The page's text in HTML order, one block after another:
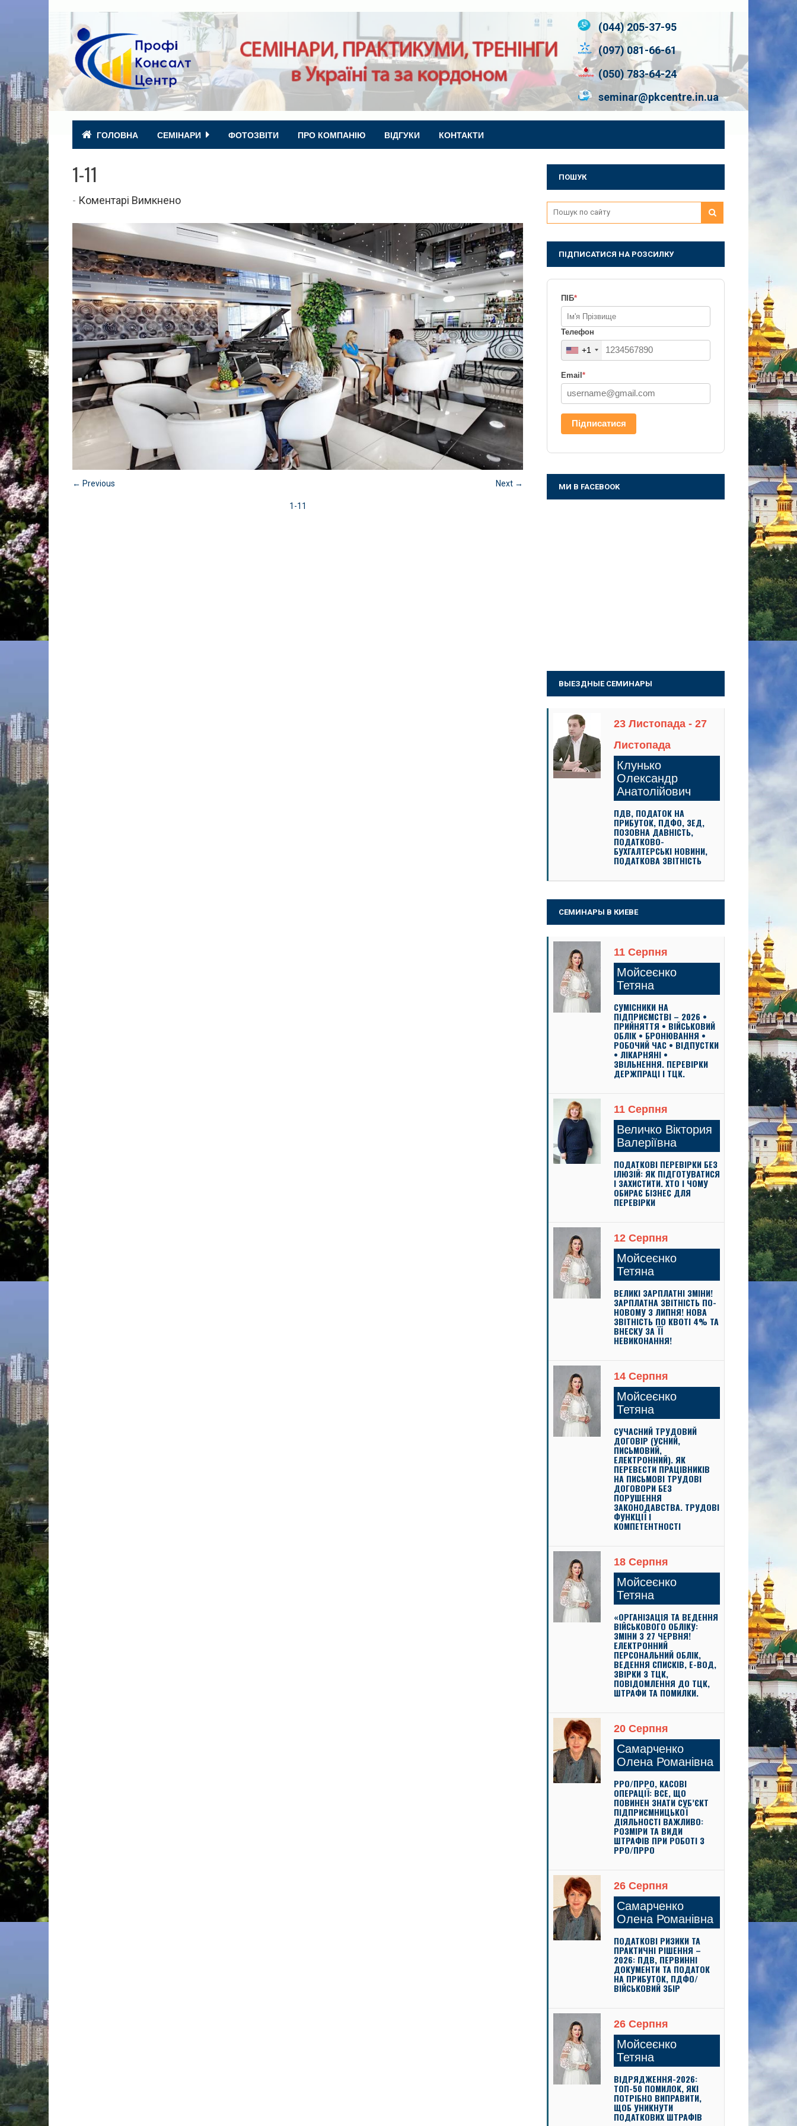
(044) 205-37-95
(097) 081-66-61
(050) 783-64-24
seminar@pkcentre.in.ua
ГОЛОВНА СЕМІНАРИ ФОТОЗВІТИ ПРО КОМПАНІЮ ВІДГУКИ КОНТАКТИ
1-11
- Коментарі Вимкненодо
1-
11
← Previous Next →
1-11
ПОШУК
ПІДПИСАТИСЯ НА РОЗСИЛКУ
ПІБ*
Телефон
+1
Email *
Підписатися
МИ В FACEBOOK
ВЫЕЗДНЫЕ СЕМИНАРЫ
23 Листопада - 27
Листопада
Клунько
Олександр
Анатолійович
ПДВ, ПОДАТОК НА
ПРИБУТОК, ПДФО, ЗЕД,
ПОЗОВНА ДАВНІСТЬ,
ПОДАТКОВО-
БУХГАЛТЕРСЬКІ НОВИНИ,
ПОДАТКОВА ЗВІТНІСТЬ
СЕМИНАРЫ В КИЕВЕ
11 Серпня
Мойсеєнко
Тетяна
СУМІСНИКИ НА
ПІДПРИЄМСТВІ – 2026 •
ПРИЙНЯТТЯ • ВІЙСЬКОВИЙ
ОБЛІК • БРОНЮВАННЯ •
РОБОЧИЙ ЧАС • ВІДПУСТКИ
• ЛІКАРНЯНІ •
ЗВІЛЬНЕННЯ. ПЕРЕВІРКИ
ДЕРЖПРАЦІ І ТЦК.
11 Серпня
Величко Віктория
Валеріївна
ПОДАТКОВІ ПЕРЕВІРКИ БЕЗ
ІЛЮЗІЙ: ЯК ПІДГОТУВАТИСЯ
І ЗАХИСТИТИ. ХТО І ЧОМУ
ОБИРАЄ БІЗНЕС ДЛЯ
ПЕРЕВІРКИ
12 Серпня
Мойсеєнко
Тетяна
ВЕЛИКІ ЗАРПЛАТНІ ЗМІНИ!
ЗАРПЛАТНА ЗВІТНІСТЬ ПО-
НОВОМУ З ЛИПНЯ! НОВА
ЗВІТНІСТЬ ПО КВОТІ 4% ТА
ВНЕСКУ ЗА ЇЇ
НЕВИКОНАННЯ!
14 Серпня
Мойсеєнко
Тетяна
СУЧАСНИЙ ТРУДОВИЙ
ДОГОВІР (УСНИЙ,
ПИСЬМОВИЙ,
ЕЛЕКТРОННИЙ). ЯК
ПЕРЕВЕСТИ ПРАЦІВНИКІВ
НА ПИСЬМОВІ ТРУДОВІ
ДОГОВОРИ БЕЗ
ПОРУШЕННЯ
ЗАКОНОДАВСТВА. ТРУДОВІ
ФУНКЦІЇ І
КОМПЕТЕНТНОСТІ
18 Серпня
Мойсеєнко
Тетяна
«ОРГАНІЗАЦІЯ ТА ВЕДЕННЯ
ВІЙСЬКОВОГО ОБЛІКУ:
ЗМІНИ З 27 ЧЕРВНЯ!
ЕЛЕКТРОННИЙ
ПЕРСОНАЛЬНИЙ ОБЛІК,
ВЕДЕННЯ СПИСКІВ, Е-ВОД,
ЗВІРКИ З ТЦК,
ПОВІДОМЛЕННЯ ДО ТЦК,
ШТРАФИ ТА ПОМИЛКИ.
20 Серпня
Самарченко
Олена Романівна
РРО/ПРРО, КАСОВІ
ОПЕРАЦІЇ: ВСЕ, ЩО
ПОВИНЕН ЗНАТИ СУБ’ЄКТ
ПІДПРИЄМНИЦЬКОЇ
ДІЯЛЬНОСТІ ВАЖЛИВО:
РОЗМІРИ ТА ВИДИ
ШТРАФІВ ПРИ РОБОТІ З
РРО/ПРРО
26 Серпня
Самарченко
Олена Романівна
ПОДАТКОВІ РИЗИКИ ТА
ПРАКТИЧНІ РІШЕННЯ –
2026: ПДВ, ПЕРВИННІ
ДОКУМЕНТИ ТА ПОДАТОК
НА ПРИБУТОК, ПДФО/
ВІЙСЬКОВИЙ ЗБІР
26 Серпня
Мойсеєнко
Тетяна
ВІДРЯДЖЕННЯ-2026:
ТОП-50 ПОМИЛОК, ЯКІ
ПОТРІБНО ВИПРАВИТИ,
ЩОБ УНИКНУТИ
ПОДАТКОВИХ ШТРАФІВ